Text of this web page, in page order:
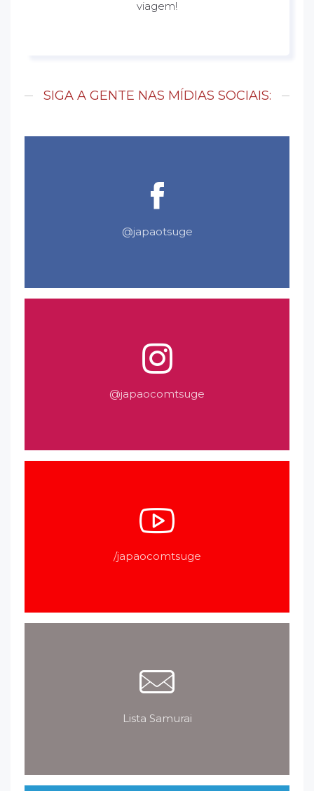
viagem!
SIGA A GENTE NAS MÍDIAS SOCIAIS:
@japaotsuge
@japaocomtsuge
/japaocomtsuge
Lista Samurai